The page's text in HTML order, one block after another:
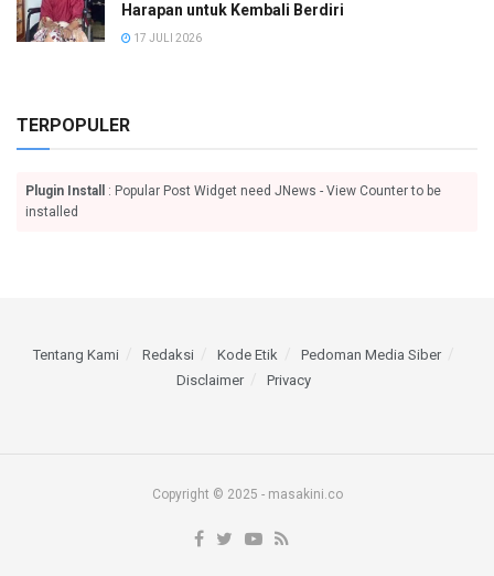
Harapan untuk Kembali Berdiri
17 JULI 2026
TERPOPULER
Plugin Install
: Popular Post Widget need JNews - View Counter to be
installed
Tentang Kami Redaksi Kode Etik
Pedoman Media Siber
Disclaimer
Privacy
Copyright © 2025 - masakini.co